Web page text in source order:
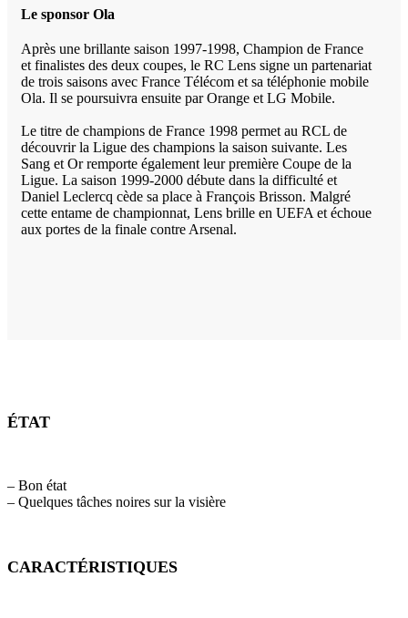
Le sponsor Ola
Après une brillante saison 1997-1998, Champion de France
et finalistes des deux coupes, le RC Lens signe un partenariat
de trois saisons avec France Télécom et sa téléphonie mobile
Ola. Il se poursuivra ensuite par Orange et LG Mobile.
Le titre de champions de France 1998 permet au RCL de
découvrir la Ligue des champions la saison suivante. Les
Sang et Or remporte également leur première Coupe de la
Ligue. La saison 1999-2000 débute dans la difficulté et
Daniel Leclercq cède sa place à François Brisson. Malgré
cette entame de championnat, Lens brille en UEFA et échoue
aux portes de la finale contre Arsenal.
ÉTAT
– Bon état
– Quelques tâches noires sur la visière
CARACTÉRISTIQUES